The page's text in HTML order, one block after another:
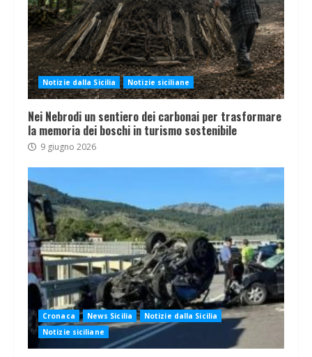
Notizie dalla Sicilia Notizie siciliane
Nei Nebrodi un sentiero dei carbonai per trasformare
la memoria dei boschi in turismo sostenibile
9 giugno 2026
Cronaca News Sicilia
Notizie dalla Sicilia
Notizie siciliane